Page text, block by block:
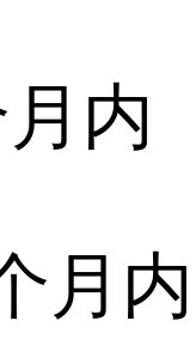
内
月内